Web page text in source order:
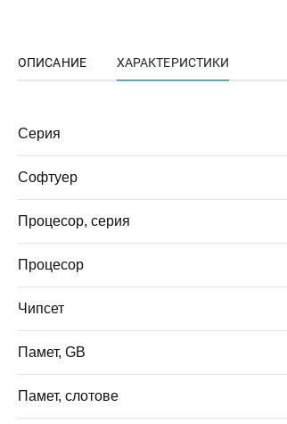
ОПИСАНИЕ ХАРАКТЕРИСТИКИ
Серия
Софтуер
Процесор, серия
Процесор
Чипсет
Памет, GB
Памет, слотове